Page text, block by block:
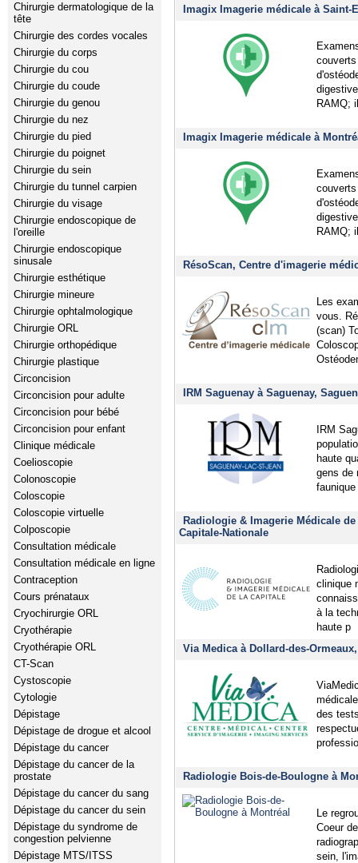
Chirurgie dermatologique de la
tête
Chirurgie des cordes vocales
Chirurgie du corps
Chirurgie du cou
Chirurgie du coude
Chirurgie du genou
Chirurgie du nez
Chirurgie du pied
Chirurgie du poignet
Chirurgie du sein
Chirurgie du tunnel carpien
Chirurgie du visage
Chirurgie endoscopique de
l'oreille
Chirurgie endoscopique
sinusale
Chirurgie esthétique
Chirurgie mineure
Chirurgie ophtalmologique
Chirurgie ORL
Chirurgie orthopédique
Chirurgie plastique
Circoncision
Circoncision pour adulte
Circoncision pour bébé
Circoncision pour enfant
Clinique médicale
Coelioscopie
Colonoscopie
Coloscopie
Coloscopie virtuelle
Colposcopie
Consultation médicale
Consultation médicale en ligne
Contraception
Cours prénataux
Cryochirurgie ORL
Cryothérapie
Cryothérapie ORL
CT-Scan
Cystoscopie
Cytologie
Dépistage
Dépistage de drogue et alcool
Dépistage du cancer
Dépistage du cancer de la
prostate
Dépistage du cancer du sang
Dépistage du cancer du sein
Dépistage du syndrome de
congestion pelvienne
Dépistage MTS/ITSS
Imagix Imagerie médicale à Saint-
RAMQ;
Imagix Imagerie médicale à
RAMQ;
RésoScan, Centre d'imagerie
Les
vous.
(scan)
IRM Saguenay à Saguenay,
IRM
haute
gens de
faunique
Radiologie & Imagerie Médicale
Capitale-Nationale
clinique
à la
haute p
Via Medica à Dollard-des-
des
Radiologie Bois-de-Boulogne à
Le
Coeur
sein,